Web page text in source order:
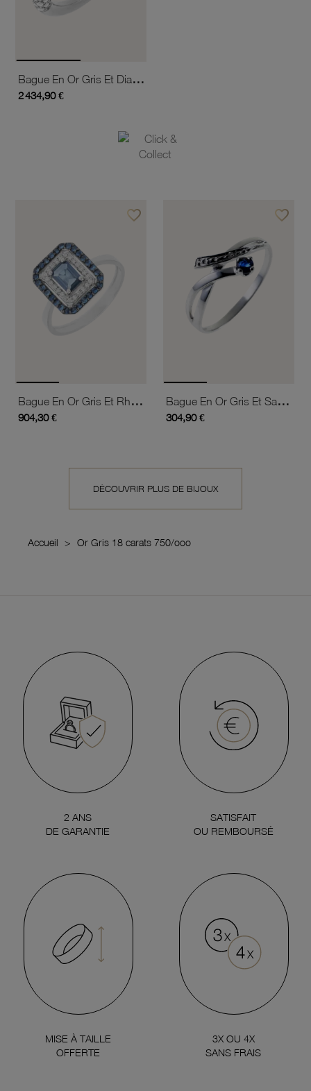
Bague En Or Gris Et Diamants
2 434,90 €
favorite_borderAjouter à vos favoris
Bague En Or Gris Et Rhodié, Diamants Et Saphirs
904,30 €
favorite_borderAjouter
Bague En Or Gris Et Saphir
304,90 €
DÉCOUVRIR PLUS DE BIJOUX
Accueil Or Gris 18 carats 750/ooo
2 ANS
DE GARANTIE
SATISFAIT
OU REMBOURSÉ
MISE À TAILLE
OFFERTE
3X OU 4X
SANS FRAIS